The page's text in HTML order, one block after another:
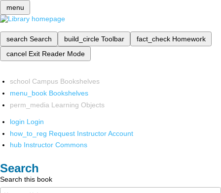
menu
search Search build_circle Toolbar fact_check Homework
cancel Exit Reader Mode
school Campus Bookshelves
menu_book Bookshelves
perm_media Learning Objects
login Login
how_to_reg Request Instructor Account
hub Instructor Commons
Search
Search this book